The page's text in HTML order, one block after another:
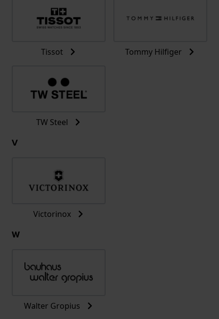
Tissot Tommy Hilfiger
TW Steel
V
Victorinox
W
Walter Gropius